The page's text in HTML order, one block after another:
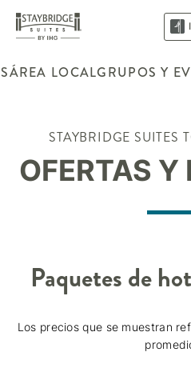
ÁREA LOCALGRUPOS Y
STAYBRIDGE SUITES
OFERTAS Y
Paquetes de
Los precios que se muestran